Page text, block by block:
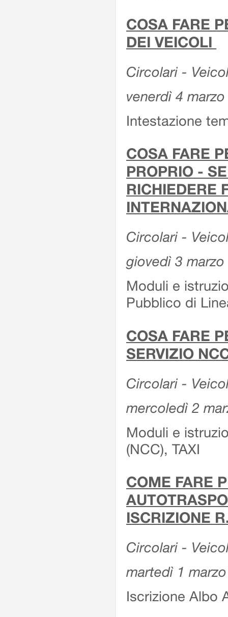
COSA FARE
DEI VEICOLI
Circolari -
venerdì 4
Intestazione
COSA FARE
PROPRIO -
RICHIEDERE
Circolari -
giovedì 3 marzo
Moduli e
Pubblico di
COSA FARE
SERVIZIO
Circolari -
mercoledì 2
Moduli e
(NCC), TAXI
COME FARE
ISCRIZIONE
Circolari -
martedì 1
Iscrizione Albo